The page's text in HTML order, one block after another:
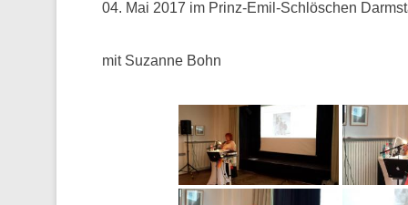
04. Mai 2017 im Prinz-Emil-Schlöschen
mit Suzanne Bohn